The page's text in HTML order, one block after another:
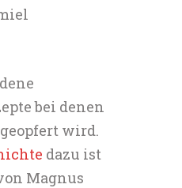
bei denen
wird.
dazu ist
Magnus